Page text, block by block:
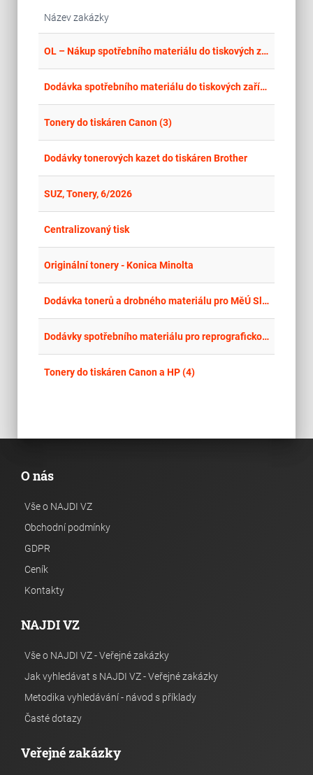
Název zakázky
OL – Nákup spotřebního materiálu do tiskových zařízení II
Dodávka spotřebního materiálu do tiskových zařízení pro Krajskou pobočku ÚP ČR v Hradci Králové
Tonery do tiskáren Canon (3)
Dodávky tonerových kazet do tiskáren Brother
SUZ, Tonery, 6/2026
Centralizovaný tisk
Originální tonery - Konica Minolta
Dodávka tonerů a drobného materiálu pro MěÚ Slaný
Dodávky spotřebního materiálu pro reprografickou techniku OKI pro ÚP České Budějovice
Tonery do tiskáren Canon a HP (4)
O nás
Vše o NAJDI VZ
Obchodní podmínky
GDPR
Ceník
Kontakty
NAJDI VZ
Vše o NAJDI VZ - Veřejné zakázky
Jak vyhledávat s NAJDI VZ - Veřejné zakázky
Metodika vyhledávání - návod s příklady
Časté dotazy
Veřejné zakázky